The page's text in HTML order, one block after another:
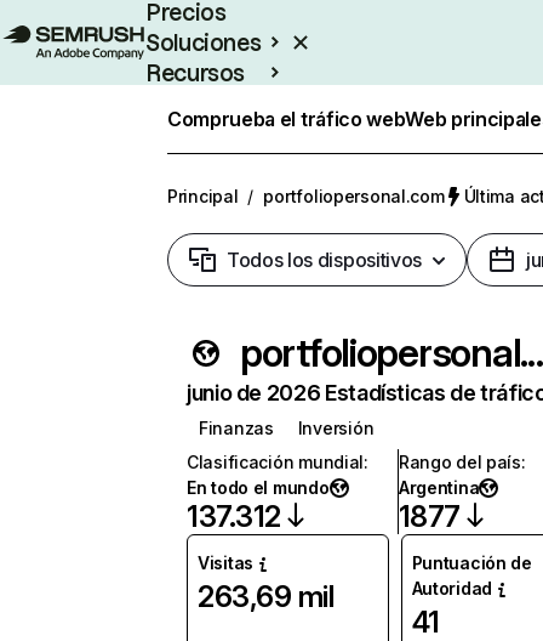
Precios
Soluciones
Recursos
Comprueba el tráfico webWeb
Principal / portfoliopersonal.com Última
Todos los dispositivos
junio de 2026 Estadísticas de
Finanzas
Inversión
Clasificación mundial:
En todo el mundo
137.312
Rango del país:
Argentina
1877
Visitas
263,69 mil
Puntuación de
Autoridad
41